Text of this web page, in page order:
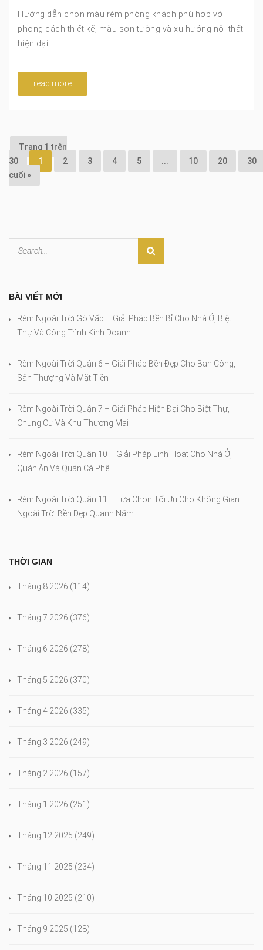
Hướng dẫn chọn màu rèm phòng khách phù hợp với
phong cách thiết kế, màu sơn tường và xu hướng nội thất
hiện đại.
read more
Trang 1 trên
30
1 2 3 4 5 ... 10 20
30
cuối »
BÀI VIẾT MỚI
Rèm Ngoài Trời Gò Vấp – Giải Pháp Bền Bỉ Cho Nhà Ở, Biệt
Thự Và Công Trình Kinh Doanh
Rèm Ngoài Trời Quận 6 – Giải Pháp Bền Đẹp Cho Ban Công,
Sân Thượng Và Mặt Tiền
Rèm Ngoài Trời Quận 7 – Giải Pháp Hiện Đại Cho Biệt Thự,
Chung Cư Và Khu Thương Mại
Rèm Ngoài Trời Quận 10 – Giải Pháp Linh Hoạt Cho Nhà Ở,
Quán Ăn Và Quán Cà Phê
Rèm Ngoài Trời Quận 11 – Lựa Chọn Tối Ưu Cho Không Gian
Ngoài Trời Bền Đẹp Quanh Năm
THỜI GIAN
Tháng 8 2026 (114)
Tháng 7 2026 (376)
Tháng 6 2026 (278)
Tháng 5 2026 (370)
Tháng 4 2026 (335)
Tháng 3 2026 (249)
Tháng 2 2026 (157)
Tháng 1 2026 (251)
Tháng 12 2025 (249)
Tháng 11 2025 (234)
Tháng 10 2025 (210)
Tháng 9 2025 (128)